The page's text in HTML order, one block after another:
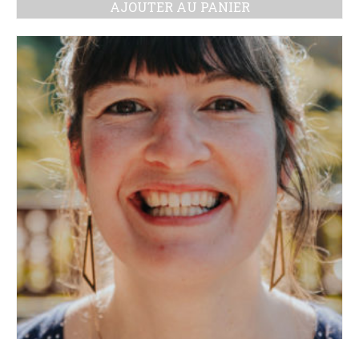
AJOUTER AU PANIER